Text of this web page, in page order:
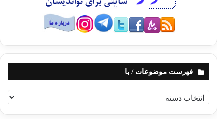
فهرست موضوعات / با
ه
ر